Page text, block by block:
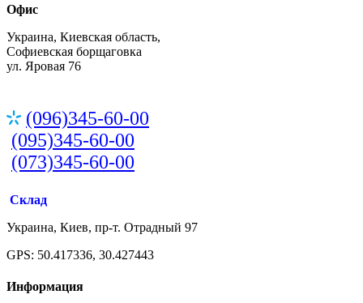
Офис
Украина, Киевская область,
Софиевская борщаговка
ул. Яровая 76
(096)345-60-00
(095)345-60-00
(073)345-60-00
Склад
Украина, Киев, пр-т. Отрадный 97
GPS: 50.417336, 30.427443
Информация